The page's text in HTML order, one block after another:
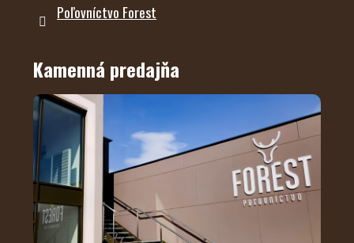
Poľovníctvo Forest
Kamenná predajňa